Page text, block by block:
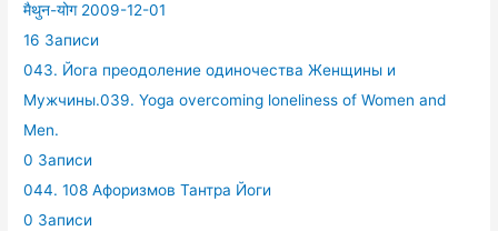
मैथुन-योग 2009-12-01
16 Записи
043. Йога преодоление одиночества Женщины и
Мужчины.039. Yoga overcoming loneliness of Women and
Men.
0 Записи
044. 108 Афоризмов Тантра Йоги
0 Записи